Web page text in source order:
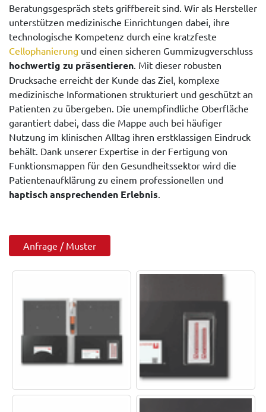
Beratungsgespräch stets griffbereit sind. Wir als Hersteller
unterstützen medizinische Einrichtungen dabei, ihre
technologische Kompetenz durch eine kratzfeste
Cellophanierung und einen sicheren Gummizugverschluss
hochwertig zu präsentieren . Mit dieser robusten
Drucksache erreicht der Kunde das Ziel, komplexe
medizinische Informationen strukturiert und geschützt an
Patienten zu übergeben. Die unempfindliche Oberfläche
garantiert dabei, dass die Mappe auch bei häufiger
Nutzung im klinischen Alltag ihren erstklassigen Eindruck
behält. Dank unserer Expertise in der Fertigung von
Funktionsmappen für den Gesundheitssektor wird die
Patientenaufklärung zu einem professionellen und
haptisch ansprechenden Erlebnis
Anfrage / Muster